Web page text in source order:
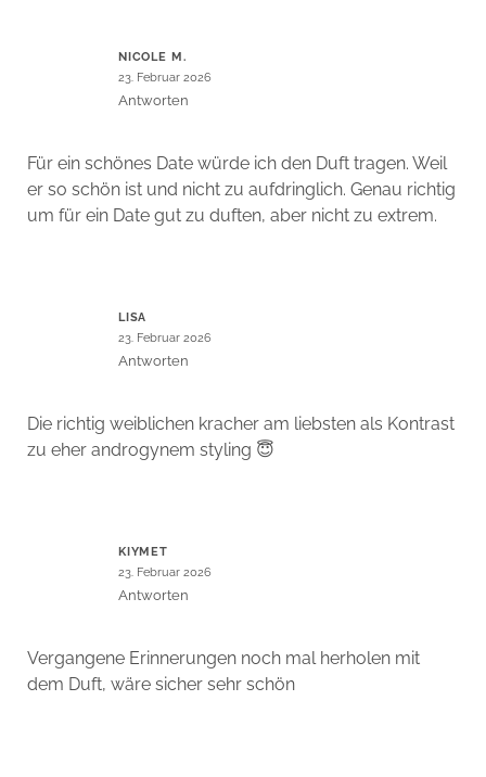
NICOLE M.
23. Februar 2026
Antworten
Für ein schönes Date würde ich den Duft tragen. Weil
er so schön ist und nicht zu aufdringlich. Genau richtig
um für ein Date gut zu duften, aber nicht zu extrem.
LISA
23. Februar 2026
Antworten
Die richtig weiblichen kracher am liebsten als Kontrast
zu eher androgynem styling 😇
KIYMET
23. Februar 2026
Antworten
Vergangene Erinnerungen noch mal herholen mit
dem Duft, wäre sicher sehr schön